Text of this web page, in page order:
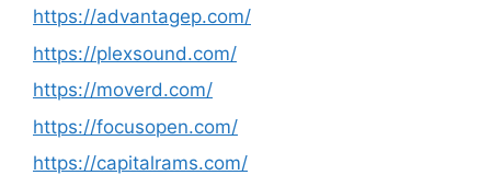
https://advantagep.com/
https://plexsound.com/
https://moverd.com/
https://focusopen.com/
https://capitalrams.com/